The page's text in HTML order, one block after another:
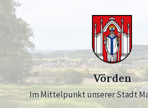
Skip
to
content
Skip
to
main
navigation
Skip
to
footer
Vörden
Im Mittelpunkt unserer Stadt